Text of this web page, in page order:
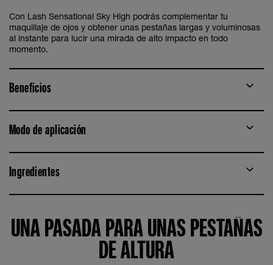
Con Lash Sensational Sky High podrás complementar tu
maquillaje de ojos y obtener unas pestañas largas y voluminosas
al instante para lucir una mirada de alto impacto en todo
momento.
Beneficios
Modo de aplicación
Ingredientes
UNA PASADA PARA UNAS PESTAÑAS
DE ALTURA